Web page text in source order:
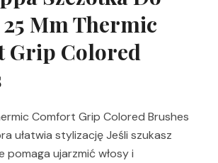
25 Mm Thermic
Grip Colored
Comfort Grip Colored Brushes
ułatwia stylizację Jeśli szukasz
pomaga ujarzmić włosy i